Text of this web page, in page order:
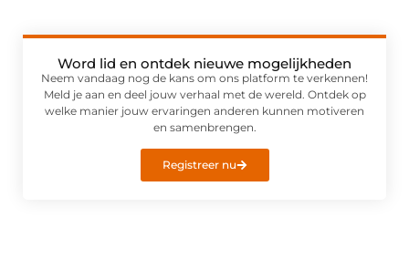
Word lid en ontdek nieuwe mogelijkheden
Neem vandaag nog de kans om ons platform te verkennen!
Meld je aan en deel jouw verhaal met de wereld. Ontdek op
welke manier jouw ervaringen anderen kunnen motiveren
en samenbrengen.
Registreer nu